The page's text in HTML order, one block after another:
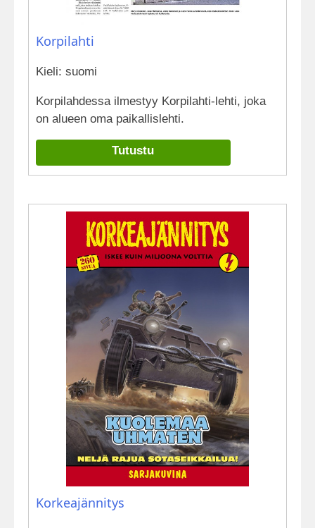
Korpilahti
Kieli: suomi
Korpilahdessa ilmestyy Korpilahti-lehti, joka
on alueen oma paikallislehti.
Tutustu
Korkeajännitys